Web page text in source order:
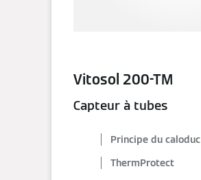
Vitosol 200-TM
Capteur à tubes
Principe du caloduc
ThermProtect